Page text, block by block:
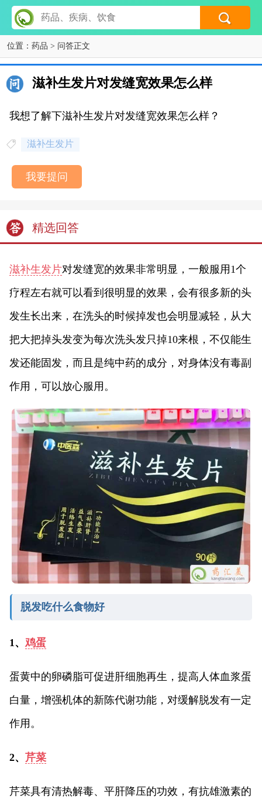
位置： 药品 > 问答正文
滋补生发片对发缝宽效果怎么样
我想了解下滋补生发片对发缝宽效果怎么样？
滋补生发片
我要提问
精选回答
滋补生发片对发缝宽的效果非常明显，一般服用1个
疗程左右就可以看到很明显的效果，会有很多新的头
发生长出来，在洗头的时候掉发也会明显减轻，从大
把大把掉头发变为每次洗头发只掉10来根，不仅能生
发还能固发，而且是纯中药的成分，对身体没有毒副
作用，可以放心服用。
脱发吃什么食物好
1、 鸡蛋
蛋黄中的卵磷脂可促进肝细胞再生，提高人体血浆蛋
白量，增强机体的新陈代谢功能，对缓解脱发有一定
作用。
2、 芹菜
芹菜具有清热解毒、平肝降压的功效，有抗雄激素的